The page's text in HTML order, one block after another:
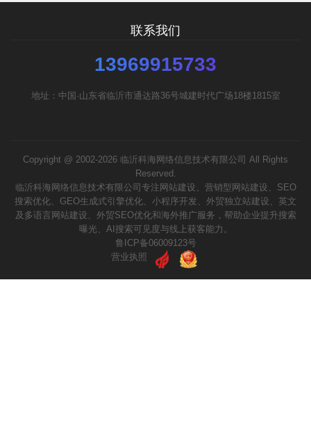
联系我们
13969915733
地址：中国·山东省临沂市通达路36号城建时代广场18楼1815室
Copyright @ 2002-2026 临沂科海网络信息技术有限公司 All Rights
Reserved.
临沂科海网络信息技术有限公司专注网站建设、营销型网站建设、SEO
搜索优化、GEO生成式引擎优化、小程序开发、外贸独立站建设、英文
及多语言网站建设、外贸SEO优化和海外推广服务，帮助企业提升搜索
曝光、AI搜索可见度与线上获客能力。
鲁ICP备06009123号
营业执照
请输入您的公司名称 您的称呼